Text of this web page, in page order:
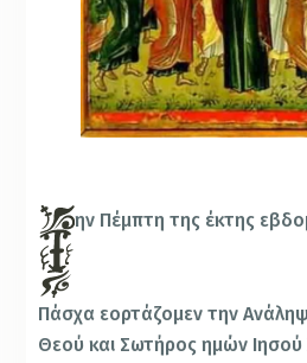
ην Πέμπτη της έκτης
Πάσχα εορτάζομεν την
Θεού και Σωτήρος ημών Ιησού